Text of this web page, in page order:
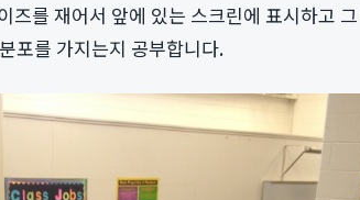
즈를 재어서 앞에 있는 스크린에 표시하고
분포를 가지는지 공부합니다.